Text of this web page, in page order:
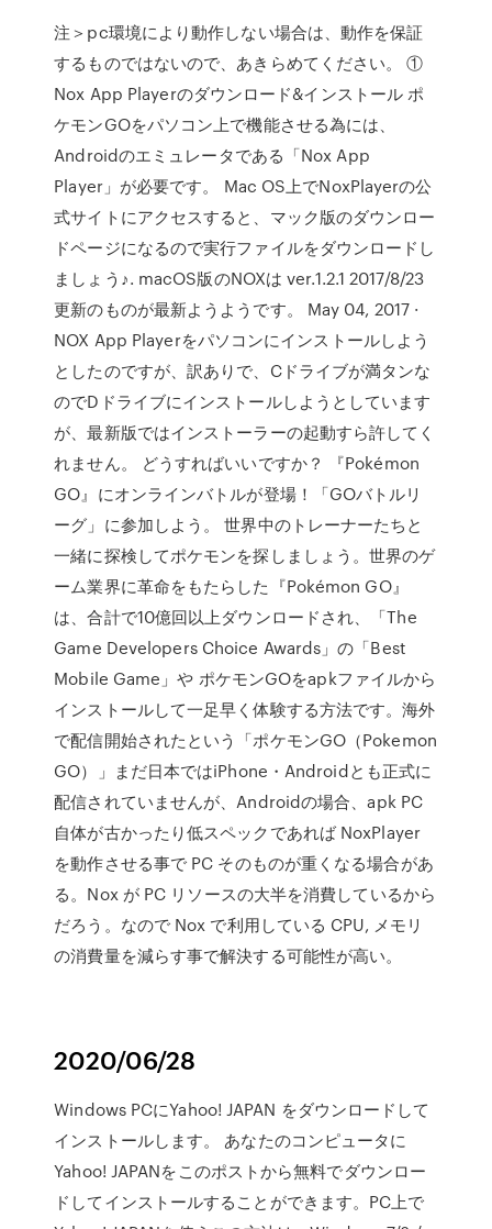
注＞pc環境により動作しない場合は、動作を保証
するものではないので、あきらめてください。 ①
Nox App Playerのダウンロード&インストール ポ
ケモンGOをパソコン上で機能させる為には、
Androidのエミュレータである「Nox App
Player」が必要です。 Mac OS上でNoxPlayerの公
式サイトにアクセスすると、マック版のダウンロー
ドページになるので実行ファイルをダウンロードし
ましょう♪. macOS版のNOXは ver.1.2.1 2017/8/23
更新のものが最新ようようです。 May 04, 2017 ·
NOX App Playerをパソコンにインストールしよう
としたのですが、訳ありで、Cドライブが満タンな
のでDドライブにインストールしようとしています
が、最新版ではインストーラーの起動すら許してく
れません。 どうすればいいですか？ ‎『Pokémon
GO』にオンラインバトルが登場！「GOバトルリ
ーグ」に参加しよう。 世界中のトレーナーたちと
一緒に探検してポケモンを探しましょう。世界のゲ
ーム業界に革命をもたらした『Pokémon GO』
は、合計で10億回以上ダウンロードされ、「The
Game Developers Choice Awards」の「Best
Mobile Game」や ポケモンGOをapkファイルから
インストールして一足早く体験する方法です。海外
で配信開始されたという「ポケモンGO（Pokemon
GO）」まだ日本ではiPhone・Androidとも正式に
配信されていませんが、Androidの場合、apk PC
自体が古かったり低スペックであれば NoxPlayer
を動作させる事で PC そのものが重くなる場合があ
る。Nox が PC リソースの大半を消費しているから
だろう。なので Nox で利用している CPU, メモリ
の消費量を減らす事で解決する可能性が高い。
2020/06/28
Windows PCにYahoo! JAPAN をダウンロードして
インストールします。 あなたのコンピュータに
Yahoo! JAPANをこのポストから無料でダウンロー
ドしてインストールすることができます。PC上で